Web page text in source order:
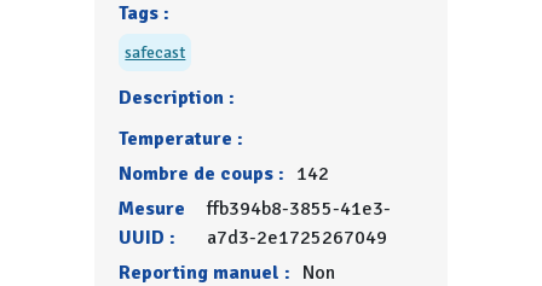
Tags :
safecast
Description :
Temperature :
Nombre de coups : 142
Mesure
UUID :
ffb394b8-3855-41e3-
a7d3-2e1725267049
Reporting manuel : Non